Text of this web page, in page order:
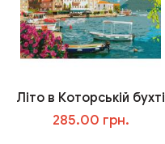
Літо в Которській бухті
285.00 грн.